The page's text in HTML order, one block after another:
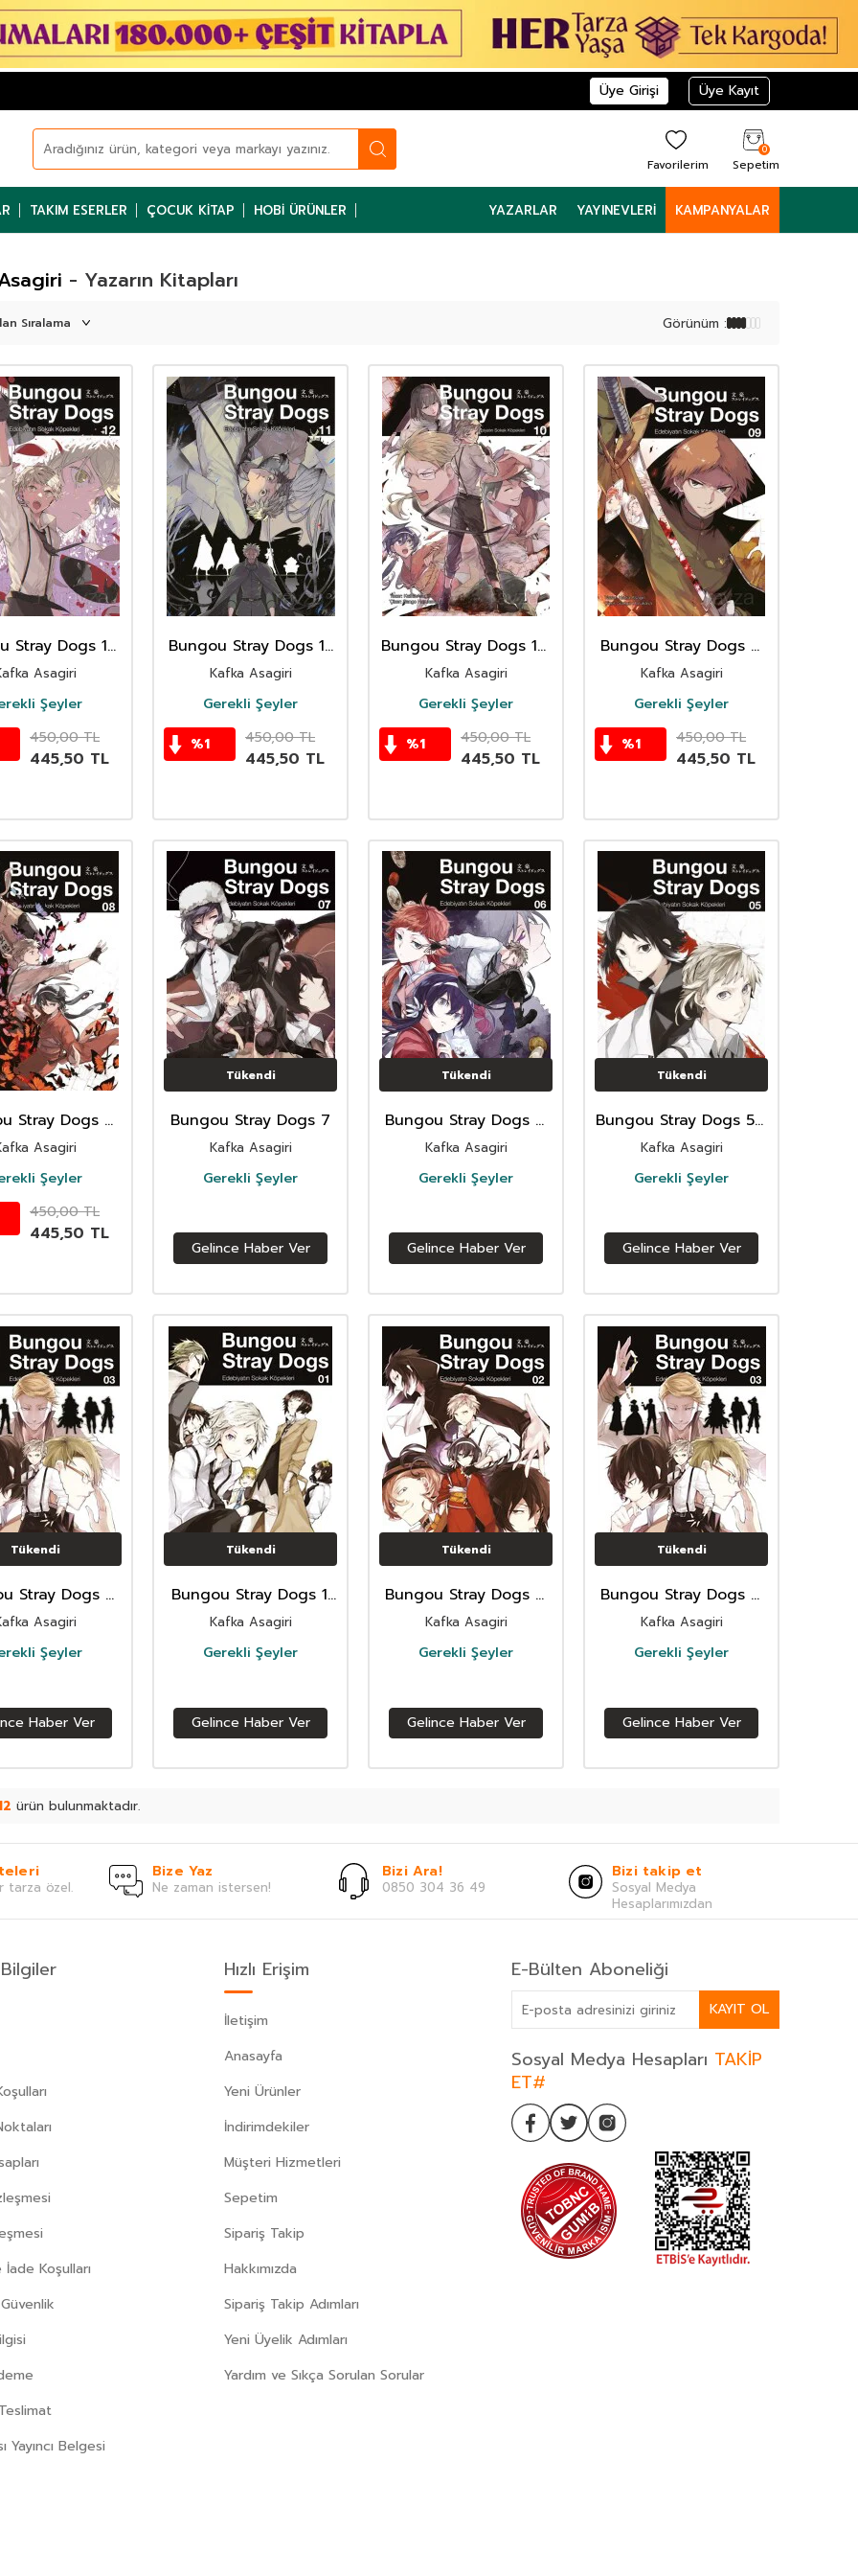
Üye Girişi Üye Kayıt
Favorilerim
0
Sepetim
TAKIM ESERLER ÇOCUK KITAP HOBI ÜRÜNLER YAZARLAR YAYINEVLERI KAMPANYALAR
- Yazarın Kitapları
Görünüm :
Stray Dogs 12.
/ Edebiyatın
Köpekleri
Asagiri
Şeyler
450,00TL
445,50 TL
Bungou Stray Dogs 11.
Cilt / Edebiyatın
Sokak Köpekleri
Kafka Asagiri
Gerekli Şeyler
%1 450,00TL
445,50 TL
Bungou Stray Dogs 10.
Cilt / Edebiyatın
Sokak Köpekleri
Kafka Asagiri
Gerekli Şeyler
%1 450,00TL
445,50 TL
Bungou Stray Dogs 9.
Cilt / Edebiyatın
Sokak Köpekleri
Kafka Asagiri
Gerekli Şeyler
%1 450,00TL
445,50 TL
Stray Dogs 8.
/ Edebiyatın
Köpekleri
Asagiri
Şeyler
450,00TL
445,50 TL
Tükendi
Bungou Stray Dogs 7
Kafka Asagiri
Gerekli Şeyler
Gelince Haber Ver
Tükendi
Bungou Stray Dogs 6.
Cilt
Kafka Asagiri
Gerekli Şeyler
Gelince Haber Ver
Tükendi
Bungou Stray Dogs 5 /
Edebiyatın Sokak
Köpekleri
Kafka Asagiri
Gerekli Şeyler
Gelince Haber Ver
Tükendi
Stray Dogs 4
Sokak
Köpekleri
Asagiri
Şeyler
Haber Ver
Tükendi
Bungou Stray Dogs 1.
Cilt
Kafka Asagiri
Gerekli Şeyler
Gelince Haber Ver
Tükendi
Bungou Stray Dogs 2.
Cilt
Kafka Asagiri
Gerekli Şeyler
Gelince Haber Ver
Tükendi
Bungou Stray Dogs 3.
Cilt
Kafka Asagiri
Gerekli Şeyler
Gelince Haber Ver
ürün bulunmaktadır.
tarza özel.
Bize Yaz
Ne zaman istersen!
Bizi Ara!
0850 304 36 49
Bizi takip et
Sosyal Medya
Hesaplarımızdan
Koşulları
Yayıncı Belgesi
Hızlı Erişim
İletişim
Anasayfa
Yeni Ürünler
İndirimdekiler
Müşteri Hizmetleri
Sepetim
Sipariş Takip
Hakkımızda
Sipariş Takip Adımları
Yeni Üyelik Adımları
Yardım ve Sıkça Sorulan Sorular
E-Bülten Aboneliği
KAYIT OL
Sosyal Medya Hesapları TAKİP
ET#